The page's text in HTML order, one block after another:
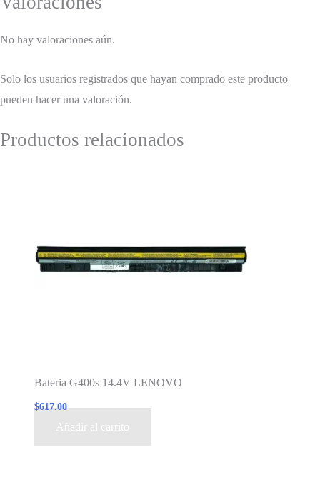
No hay valoraciones aún.
Solo los usuarios registrados que hayan comprado este producto
pueden hacer una valoración.
Productos relacionados
Bateria G400s 14.4V LENOVO
$617.00
Añadir al carrito